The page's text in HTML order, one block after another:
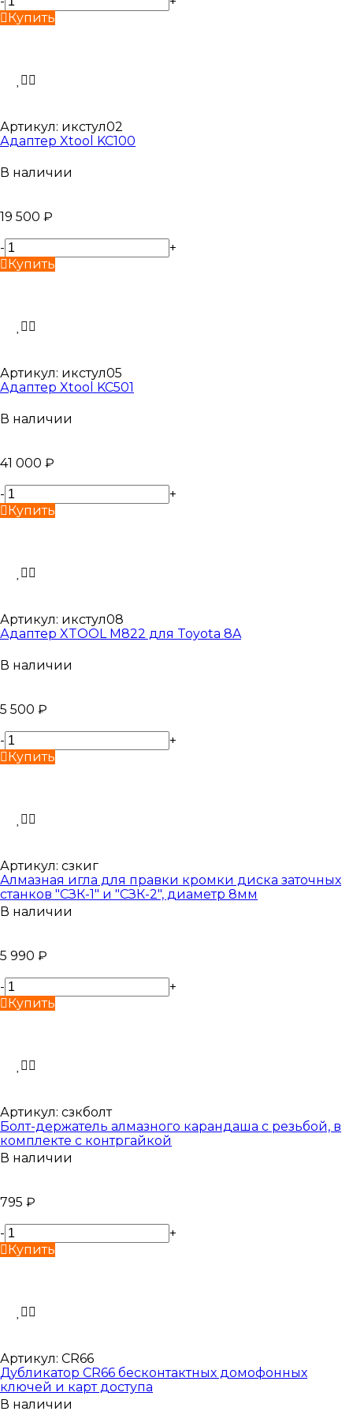
Купить
Артикул: икстул02
Адаптер Xtool KC100
В наличии
19 500 ₽
-
+
Купить
Артикул: икстул05
Адаптер Xtool KC501
В наличии
41 000 ₽
-
+
Купить
Артикул: икстул08
Адаптер XTOOL M822 для Toyota 8A
В наличии
5 500 ₽
-
+
Купить
Артикул: сзкиг
Алмазная игла для правки кромки диска заточных
станков "СЗК-1" и "СЗК-2", диаметр 8мм
В наличии
5 990 ₽
-
+
Купить
Артикул: сзкболт
Болт-держатель алмазного карандаша с резьбой, в
комплекте с контргайкой
В наличии
795 ₽
-
+
Купить
Артикул: CR66
Дубликатор CR66 бесконтактных домофонных
ключей и карт доступа
В наличии